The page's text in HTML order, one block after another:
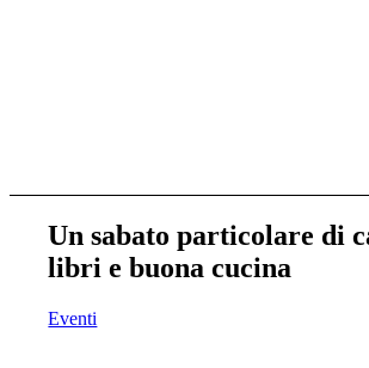
Un sabato particolare di
libri e buona cucina
Eventi